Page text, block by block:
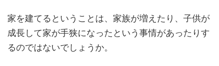
家を建てるということは、家族が増えたり、子供が
成長して家が手狭になったという事情があったりす
るのではないでしょうか。